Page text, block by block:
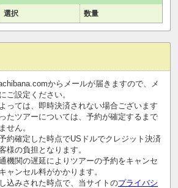
選択 数量
からメールが届きますので、メ
ご設定ください。
っては、即時決済されない場合ございます
たツアーについては、予約が確定するまで
せん。
約確定した時点でUSドルでクレジット決済
様の負担となります。
機関の遅延によりツアーの予約をキャンセ
ャンセル料がかかります。
込みされた時点で、当サイトのプライバシ